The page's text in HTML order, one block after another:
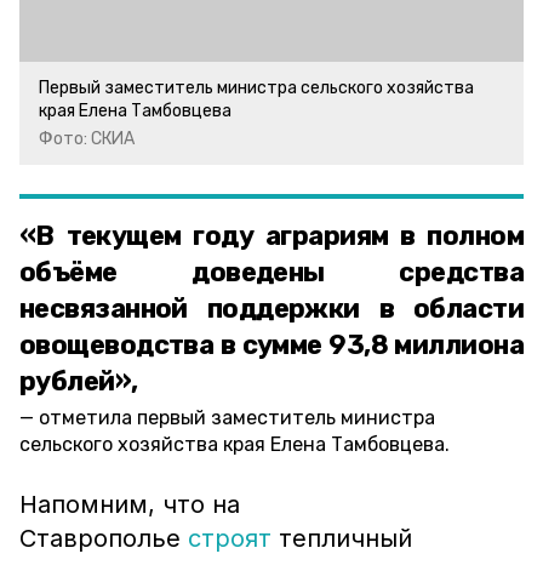
Первый заместитель министра сельского хозяйства
края Елена Тамбовцева
Фото: СКИА
«В текущем году аграриям в полном
объёме доведены средства
несвязанной поддержки в области
овощеводства в сумме 93,8 миллиона
рублей»,
отметила первый заместитель министра
сельского хозяйства края Елена Тамбовцева.
Напомним, что на
Ставрополье строят тепличный